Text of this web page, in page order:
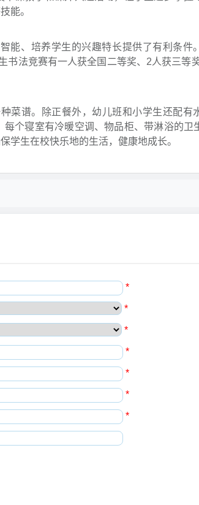
能。
能、培养学生的兴趣特长提供了有利条件
书法竞赛有一人获全国二等奖、2人获三等
菜谱。除正餐外，幼儿班和小学生还配有
个寝室有冷暖空调、物品柜、带淋浴的卫
学生在校快乐地的生活，健康地成长。
*
*
*
*
*
*
*